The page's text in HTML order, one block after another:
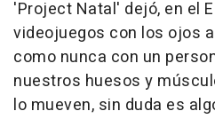
'Project Natal' dejó, en el
videojuegos con los ojos
como nunca con un
nuestros huesos y
lo mueven, sin duda es